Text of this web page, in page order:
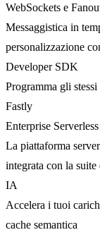
WebSockets e
Messaggistica in
personalizzazione
Developer SDK
Programma gli
Fastly
Enterprise Serverless
La piattaforma
integrata con la
IA
Accelera i tuoi
cache semantica